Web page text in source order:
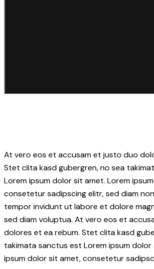
At vero eos et accusam et justo duo
Stet clita kasd gubergren, no sea
Lorem ipsum dolor sit amet. Lorem
consetetur sadipscing elitr, sed diam
tempor invidunt ut labore et dolore
sed diam voluptua. At vero eos et
dolores et ea rebum. Stet clita kasd
takimata sanctus est Lorem ipsum dolor
ipsum dolor sit amet, consetetur